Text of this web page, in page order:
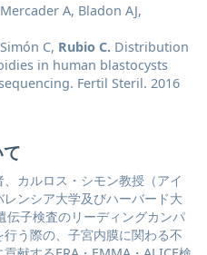
A, Bladon AJ,
C, Rubio C. Distribution
in human blastocysts
Fertil Steril. 2016
カルロス・シモン教授（アイ
ンシア大学及びハーバード大
子検査のリーディングカンパ
う際の、子宮内膜に関わる不